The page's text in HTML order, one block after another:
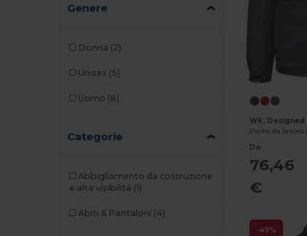
Genere
Donna (2)
Unisex (5)
Uomo (8)
Categorie
Abbigliamento da costruzione
e alta visibilità (1)
Abiti & Pantaloni (4)
WK. Designed
Parka da
Da:
76,46
€
-49%